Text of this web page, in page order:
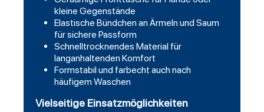
kleine Gegenstände
Elastische Bündchen an Ärmeln und Saum
für sichere Passform
Schnelltrocknendes Material für
langanhaltenden Komfort
Formstabil und farbecht auch nach
häufigem Waschen
Vielseitige Einsatzmöglichkeiten